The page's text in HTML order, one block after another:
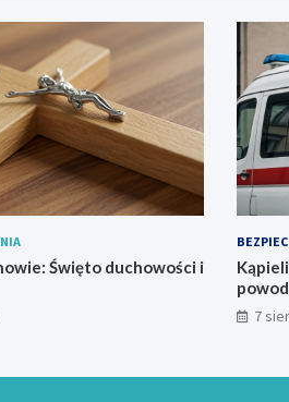
Święto duchowości i
7